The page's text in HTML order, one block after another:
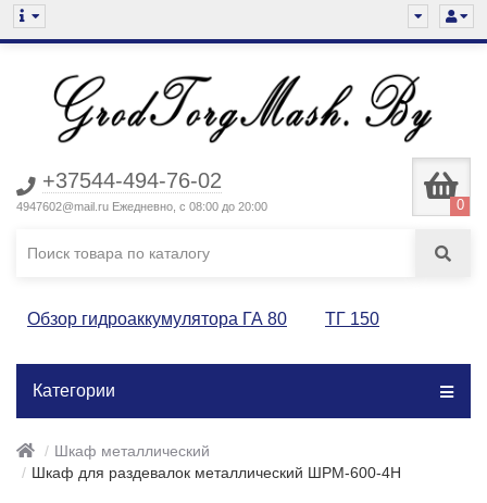
+37544-494-76-02
4947602@mail.ru Ежедневно, с 08:00 до 20:00 0
Обзор гидроаккумулятора ГА 80 ТГ 150
Категории
Шкаф металлический
Шкаф для раздевалок металлический ШРМ-600-4Н